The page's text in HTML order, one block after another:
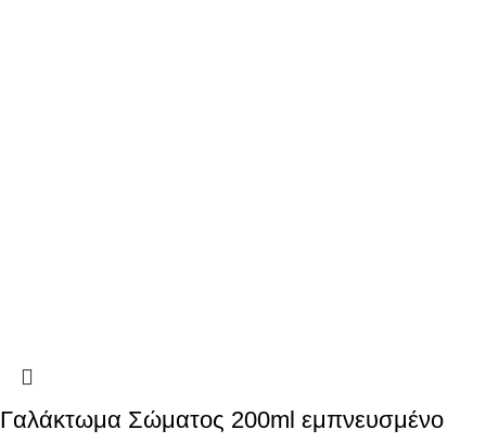
Γαλάκτωμα Σώματος 200ml εμπνευσμένο